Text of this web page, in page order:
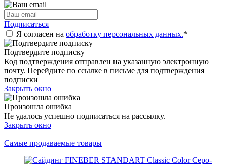
Подписаться
Я согласен на обработку персональных данных.*
Подтвердите подписку
Код подтверждения отправлен на указанную электронную
почту. Перейдите по ссылке в письме для подтверждения
подписки
Закрыть окно
Произошла ошибка
Не удалось успешно подписаться на рассылку.
Закрыть окно
Самые продаваемые товары